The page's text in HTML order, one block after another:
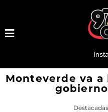
Monteverde va
Destacadas